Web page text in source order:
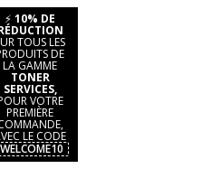
⚡ 10% DE
TOUS LES
DE
LA GAMME
TONER
SERVICES,
VOTRE
PREMIÈRE
LE CODE
WELCOME10